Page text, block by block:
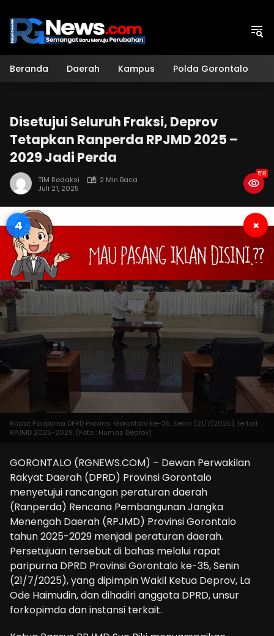
konten
Beranda Daerah Kampus Polda Gorontalo
Disetujui Seluruh Fraksi, Deprov
Tetapkan Ranperda RPJMD 2025 –
2029 Jadi Perda
TIM Redaksi
2 Min Baca
Juli 21, 2025
518
4 ×
Rapat Paripurna DPRD Provinsi Gorontalo ke-35, Senin (21/7/2025), tertait
RPJMD 2025-2029. (Foto : Humas Deprov)
GORONTALO (RGNEWS.COM) – Dewan Perwakilan
Rakyat Daerah (DPRD) Provinsi Gorontalo
menyetujui rancangan peraturan daerah
(Ranperda) Rencana Pembangunan Jangka
Menengah Daerah (RPJMD) Provinsi Gorontalo
tahun 2025-2029 menjadi peraturan daerah.
Persetujuan tersebut di bahas melalui rapat
paripurna DPRD Provinsi Gorontalo ke-35, Senin
(21/7/2025), yang dipimpin Wakil Ketua Deprov, La
Ode Haimudin, dan dihadiri anggota DPRD, unsur
forkopimda dan instansi terkait.